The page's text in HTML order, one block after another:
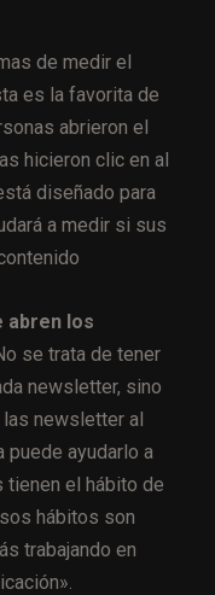
de medir el
es la favorita de
abrieron el
hicieron clic en al
diseñado para
a medir si sus
abren los
se trata de tener
newsletter, sino
newsletter al
puede ayudarlo a
el hábito de
hábitos son
trabajando en